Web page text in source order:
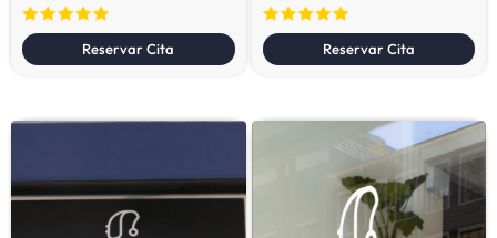
Reservar Cita Reservar Cita